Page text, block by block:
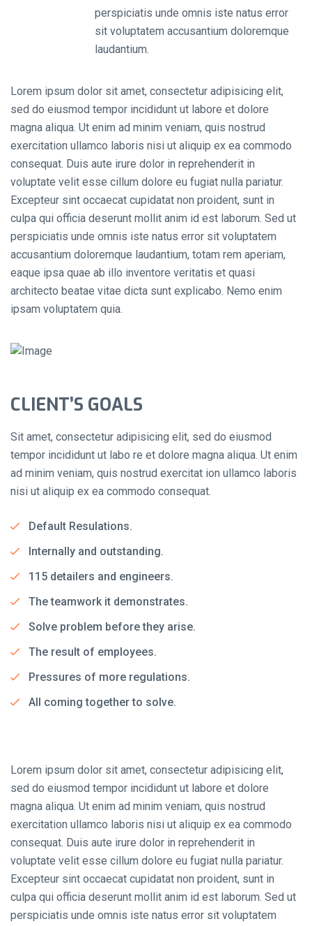
perspiciatis unde omnis iste natus error
sit voluptatem accusantium doloremque
laudantium.
Lorem ipsum dolor sit amet, consectetur adipisicing elit,
sed do eiusmod tempor incididunt ut labore et dolore
magna aliqua. Ut enim ad minim veniam, quis nostrud
exercitation ullamco laboris nisi ut aliquip ex ea commodo
consequat. Duis aute irure dolor in reprehenderit in
voluptate velit esse cillum dolore eu fugiat nulla pariatur.
Excepteur sint occaecat cupidatat non proident, sunt in
culpa qui officia deserunt mollit anim id est laborum. Sed ut
perspiciatis unde omnis iste natus error sit voluptatem
accusantium doloremque laudantium, totam rem aperiam,
eaque ipsa quae ab illo inventore veritatis et quasi
architecto beatae vitae dicta sunt explicabo. Nemo enim
ipsam voluptatem quia.
CLIENT’S GOALS
Sit amet, consectetur adipisicing elit, sed do eiusmod
tempor incididunt ut labo re et dolore magna aliqua. Ut enim
ad minim veniam, quis nostrud exercitat ion ullamco laboris
nisi ut aliquip ex ea commodo consequat.
Default Resulations.
Internally and outstanding.
115 detailers and engineers.
The teamwork it demonstrates.
Solve problem before they arise.
The result of employees.
Pressures of more regulations.
All coming together to solve.
Lorem ipsum dolor sit amet, consectetur adipisicing elit,
sed do eiusmod tempor incididunt ut labore et dolore
magna aliqua. Ut enim ad minim veniam, quis nostrud
exercitation ullamco laboris nisi ut aliquip ex ea commodo
consequat. Duis aute irure dolor in reprehenderit in
voluptate velit esse cillum dolore eu fugiat nulla pariatur.
Excepteur sint occaecat cupidatat non proident, sunt in
culpa qui officia deserunt mollit anim id est laborum. Sed ut
perspiciatis unde omnis iste natus error sit voluptatem